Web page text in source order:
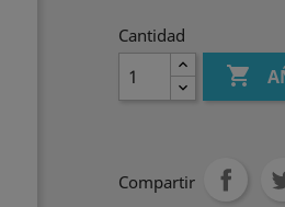
Cantidad

Compartir